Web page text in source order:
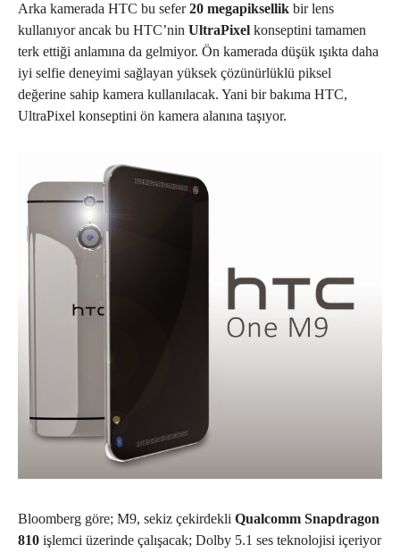
Arka kamerada HTC bu sefer20 megapiksellik bir lens
kullanıyor ancak bu HTC’nin UltraPixel konseptini tamamen
terk ettiği anlamına da gelmiyor. Ön kamerada düşük ışıkta daha
iyi selfie deneyimi sağlayan yüksek çözünürlüklü piksel
değerine sahip kamera kullanılacak. Yani bir bakıma HTC,
UltraPixel konseptini ön kamera alanına taşıyor.
Bloomberg göre; M9, sekiz çekirdekli Qualcomm Snapdragon
810 işlemci üzerinde çalışacak; Dolby 5.1 ses teknolojisi içeriyor